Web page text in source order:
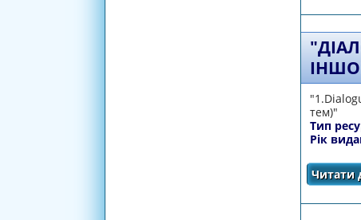
тем)"
Тип
Рік
Читати